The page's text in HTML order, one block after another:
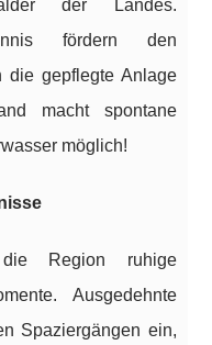
der Landes.
fördern den
die gepflegte Anlage
macht spontane
möglich!
Region ruhige
Ausgedehnte
Spaziergängen ein,